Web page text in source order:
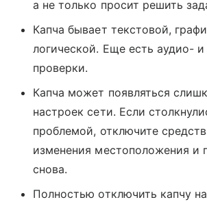
а не только просит решить
Капча бывает текстовой,
логической. Еще есть аудио-
проверки.
Капча может появляться
настроек сети. Если
проблемой, отключите
изменения местоположения и
снова.
Полностью отключить капчу